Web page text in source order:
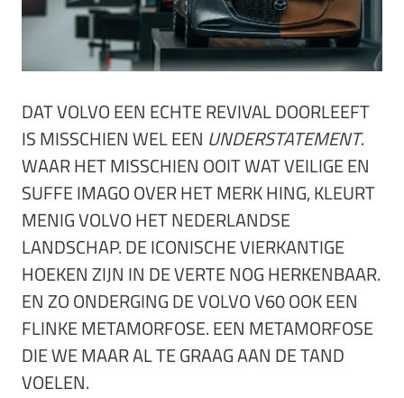
DAT VOLVO EEN ECHTE REVIVAL DOORLEEFT
IS MISSCHIEN WEL EEN UNDERSTATEMENT.
WAAR HET MISSCHIEN OOIT WAT VEILIGE EN
SUFFE IMAGO OVER HET MERK HING, KLEURT
MENIG VOLVO HET NEDERLANDSE
LANDSCHAP. DE ICONISCHE VIERKANTIGE
HOEKEN ZIJN IN DE VERTE NOG HERKENBAAR.
EN ZO ONDERGING DE VOLVO V60 OOK EEN
FLINKE METAMORFOSE. EEN METAMORFOSE
DIE WE MAAR AL TE GRAAG AAN DE TAND
VOELEN.